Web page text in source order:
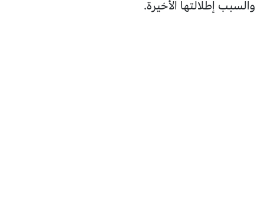
والسبب إطلالتها الأخيرة.